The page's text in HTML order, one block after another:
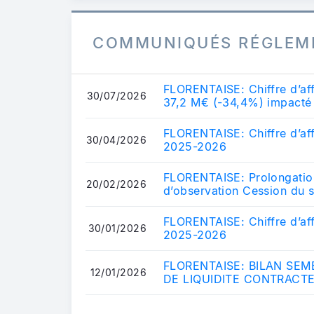
COMMUNIQUÉS
30/07/2026
FLORENTAISE: Chiffre
37,2 M€ (-34,4%) impacté
30/04/2026
FLORENTAISE: Chiffre
2025-2026
20/02/2026
FLORENTAISE:
d’observation Cession du
30/01/2026
FLORENTAISE: Chiffre
2025-2026
12/01/2026
FLORENTAISE: BILAN
DE LIQUIDITE